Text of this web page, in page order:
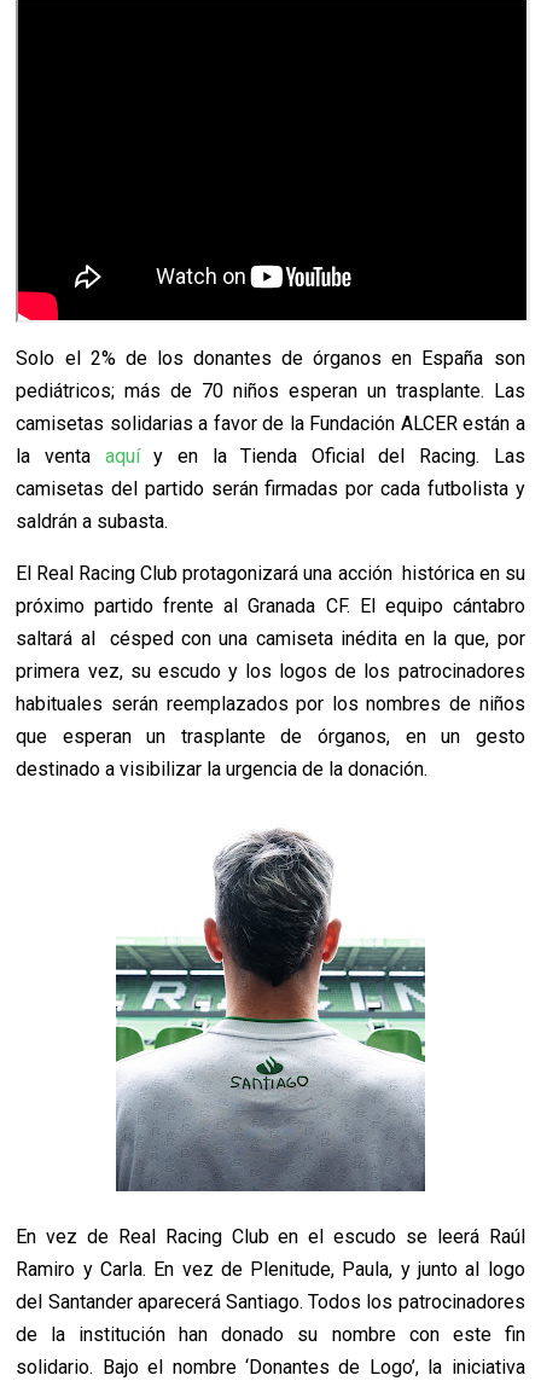
Solo el 2% de los donantes de órganos en España son
pediátricos; más de 70 niños esperan un trasplante. Las
camisetas solidarias a favor de la Fundación ALCER están a
la venta aquíy en la Tienda Oficial del Racing. Las
camisetas del partido serán firmadas por cada futbolista y
saldrán a subasta.
El Real Racing Club protagonizará una acción histórica en su
próximo partido frente al Granada CF. El equipo cántabro
saltará al césped con una camiseta inédita en la que, por
primera vez, su escudo y los logos de los patrocinadores
habituales serán reemplazados por los nombres de niños
que esperan un trasplante de órganos, en un gesto
destinado a visibilizar la urgencia de la donación.
En vez de Real Racing Club en el escudo se leerá Raúl
Ramiro y Carla. En vez de Plenitude, Paula, y junto al logo
del Santander aparecerá Santiago. Todos los patrocinadores
de la institución han donado su nombre con este fin
solidario. Bajo el nombre ‘Donantes de Logo’, la iniciativa